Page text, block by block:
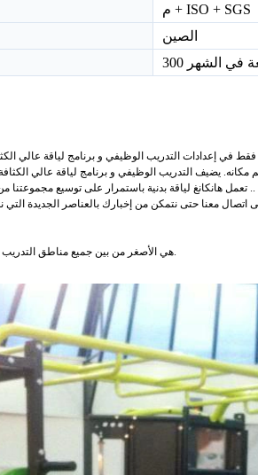
م + ISO + SGS
الصين
في الشهر
في إعدادات التدريب الوظيفي و برنامج لياقة عالي
يضيف التدريب الوظيفي و برنامج لياقة عالي الكثافة
هانكانغ لياقة بدنية باستمرار على توسيع مجموعتنا
منطقة التدريب الوظيفي على شكل S هي الأصغر من بين جميع مناطق التدريب الوظيفية.